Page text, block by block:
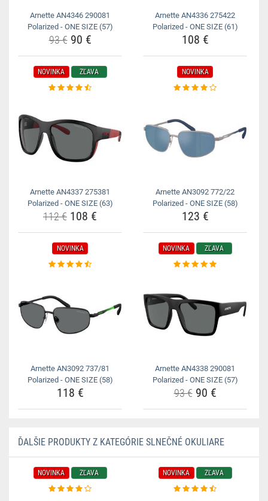
Arnette AN4346 290081
Polarized - ONE SIZE (57)
93 €90 €
Arnette AN4336 275422
Polarized - ONE SIZE (61)
108 €
NOVINKA ZĽAVA
Arnette AN4337 275381
Polarized - ONE SIZE (63)
112 € 108 €
NOVINKA
Arnette AN3092 772/22
Polarized - ONE SIZE (58)
123 €
NOVINKA
Arnette AN3092 737/81
Polarized - ONE SIZE (58)
118 €
NOVINKA ZĽAVA
Arnette AN4338 290081
Polarized - ONE SIZE (57)
93 €90 €
ĎALŠIE PRODUKTY Z KATEGÓRIE SLNEČNÉ OKULIARE
NOVINKA ZĽAVA NOVINKA ZĽAVA